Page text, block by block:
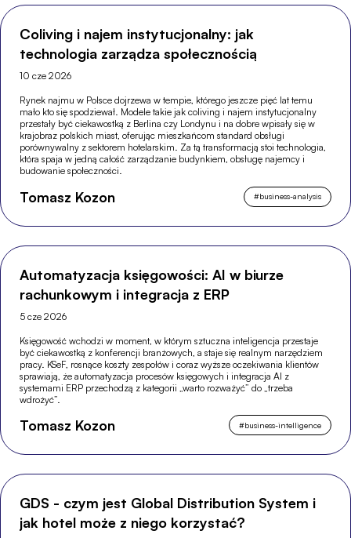
Coliving i najem instytucjonalny: jak
technologia zarządza społecznością
10 cze 2026
Rynek najmu w Polsce dojrzewa w tempie, którego jeszcze pięć lat temu
mało kto się spodziewał. Modele takie jak coliving i najem instytucjonalny
przestały być ciekawostką z Berlina czy Londynu i na dobre wpisały się w
krajobraz polskich miast, oferując mieszkańcom standard obsługi
porównywalny z sektorem hotelarskim. Za tą transformacją stoi technologia,
która spaja w jedną całość zarządzanie budynkiem, obsługę najemcy i
budowanie społeczności.
Tomasz Kozon #business-analysis
Automatyzacja księgowości: AI w biurze
rachunkowym i integracja z ERP
5 cze 2026
Księgowość wchodzi w moment, w którym sztuczna inteligencja przestaje
być ciekawostką z konferencji branżowych, a staje się realnym narzędziem
pracy. KSeF, rosnące koszty zespołów i coraz wyższe oczekiwania klientów
sprawiają, że automatyzacja procesów księgowych i integracja AI z
systemami ERP przechodzą z kategorii „warto rozważyć” do „trzeba
wdrożyć”.
Tomasz Kozon #business-intelligence
GDS - czym jest Global Distribution System i
jak hotel może z niego korzystać?